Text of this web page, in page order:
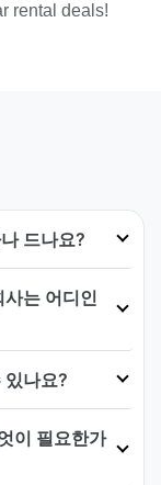
rental deals!
드나요?
는 어디인
있나요?
이 필요한가